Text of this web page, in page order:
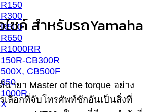
CB300R
CB500F
ซค์ สำหรับรถYamaha
ายา Master of the torque อย่าง
เลือกที่จับโทรศัพท์ซักอันเป็นสิ่งที่